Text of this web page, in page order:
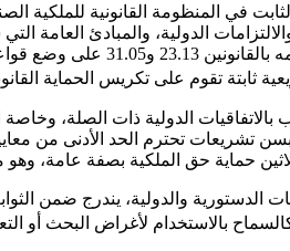
في المنظومة القانونية للملكية
كما تم تغييره
ثابتة تقوم على تكريس الحماية
حماية حق الملكية بصفة عامة، وهو
الدستورية والدولية، يندرج ضمن
لأغراض البحث أو التعليم أو الأمن الغذائي، وهو ما